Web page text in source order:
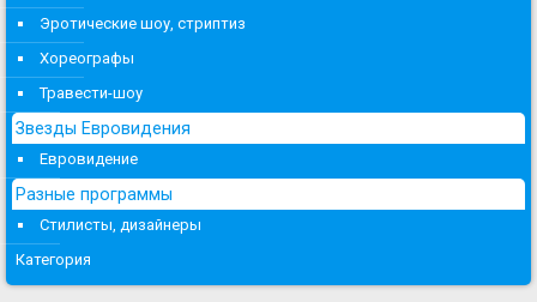
Эротические шоу, стриптиз
Хореографы
Травести-шоу
Звезды Евровидения
Евровидение
Разные программы
Стилисты, дизайнеры
Категория